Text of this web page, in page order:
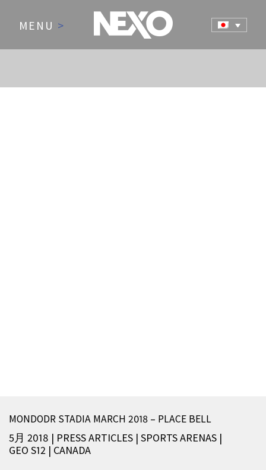
MENU >
MONDODR STADIA MARCH 2018 – PLACE BELL
5月 2018 | PRESS ARTICLES | SPORTS ARENAS |
GEO S12 | CANADA